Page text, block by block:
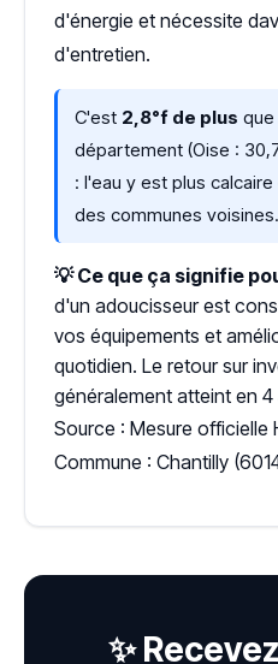
d'énergie et nécessite
d'entretien.
C'est 2,8°f de plus que
département (Oise :
: l'eau y est plus
des communes voisines.
💡 Ce que ça signifie
d'un adoucisseur est
vos équipements et
quotidien. Le retour sur
généralement atteint en 4
Source : Mesure officielle
Commune : Chantilly
✨